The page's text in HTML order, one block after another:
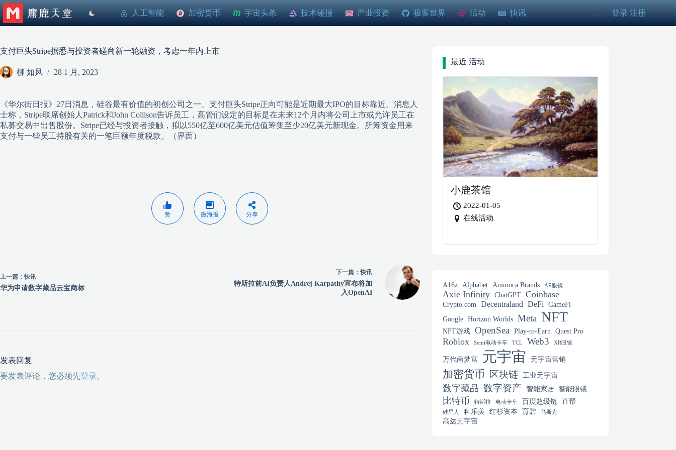
跳
至
人工智能 加密货币 宇宙头条 技术碰撞 产业投资 极客世界 活动 快讯 登录 注册
支付巨头Stripe据悉与投资者磋商新一轮融资，考虑一年内上市
柳 如风 28 1 月, 2023
《华尔街日报》27日消息，硅谷最有价值的初创公司之一、支付巨头Stripe正向可能是近期最大IPO的目标靠近。消息人
士称，Stripe联席创始人Patrick和John Collison告诉员工，高管们设定的目标是在未来12个月内将公司上市或允许员工在
私募交易中出售股份。Stripe已经与投资者接触，拟以550亿至600亿美元估值筹集至少20亿美元新现金。所筹资金用来
支付与一些员工持股有关的一笔巨额年度税款。（界面）
赞 微海报 分享
上一篇：快讯
华为申请数字藏品云宝商标
下一篇：快讯
特斯拉前AI负责人Andrej Karpathy宣布将加
入OpenAI
发表回复
要发表评论，您必须先登录。
最近 活动
小鹿茶馆
2022-01-05
在线活动
A16z Alphabet Animoca Brands AR眼镜
Axie Infinity ChatGPT Coinbase
Crypto.com Decentraland DeFi
GameFi
Google
Horizon Worlds Meta NFT
NFT游戏 OpenSea Play-to-Earn Quest Pro
Roblox Semi电动卡车 TCL Web3 XR眼镜
万代南梦宫 元宇宙 元宇宙营销
加密货币 区块链 工业元宇宙
数字藏品 数字资产 智能家居 智能眼镜
比特币 特斯拉 电动卡车 百度超级链 直帮
硅星人 科乐美 红杉资本 育碧 马斯克
高达元宇宙